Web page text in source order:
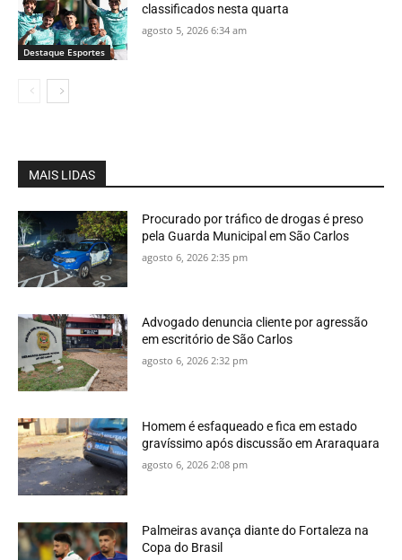
Destaque Esportes
classificados nesta quarta
agosto 5, 2026 6:34 am
MAIS LIDAS
Procurado por tráfico de drogas é preso
pela Guarda Municipal em São Carlos
agosto 6, 2026 2:35 pm
Advogado denuncia cliente por agressão
em escritório de São Carlos
agosto 6, 2026 2:32 pm
Homem é esfaqueado e fica em estado
gravíssimo após discussão em Araraquara
agosto 6, 2026 2:08 pm
Palmeiras avança diante do Fortaleza na
Copa do Brasil